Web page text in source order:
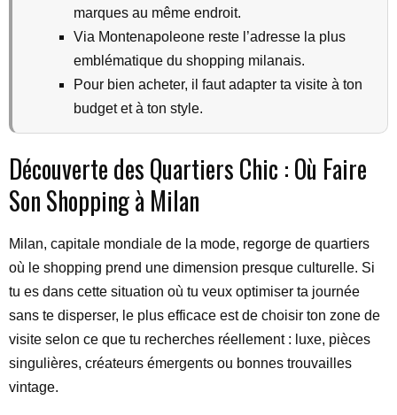
marques au même endroit.
Via Montenapoleone reste l’adresse la plus
emblématique du shopping milanais.
Pour bien acheter, il faut adapter ta visite à ton
budget et à ton style.
Découverte des Quartiers Chic : Où Faire
Son Shopping à Milan
Milan, capitale mondiale de la mode, regorge de quartiers
où le shopping prend une dimension presque culturelle. Si
tu es dans cette situation où tu veux optimiser ta journée
sans te disperser, le plus efficace est de choisir ton zone de
visite selon ce que tu recherches réellement : luxe, pièces
singulières, créateurs émergents ou bonnes trouvailles
vintage.